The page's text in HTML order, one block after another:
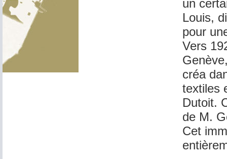
un
Louis,
pour
Vers
créa
textiles
Dutoit.
de M.
Cet